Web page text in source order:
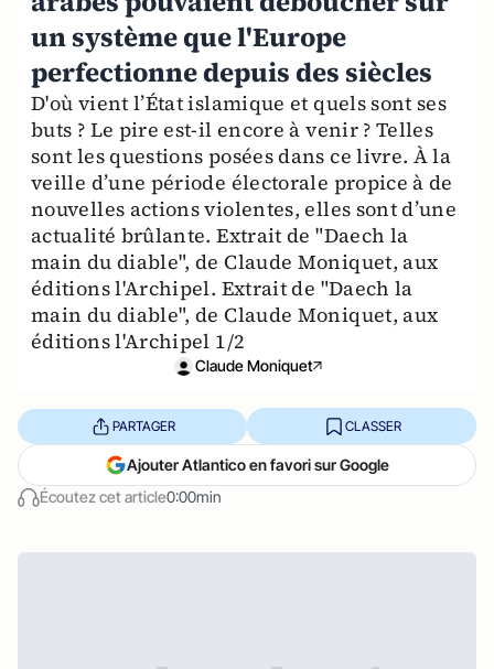
un système que l'Europe
perfectionne depuis des siècles
D'où vient l’État islamique et quels sont ses
buts ? Le pire est-il encore à venir ? Telles
sont les questions posées dans ce livre. À la
veille d’une période électorale propice à de
nouvelles actions violentes, elles sont d’une
actualité brûlante. Extrait de "Daech la
main du diable", de Claude Moniquet, aux
éditions l'Archipel. Extrait de "Daech la
main du diable", de Claude Moniquet, aux
éditions l'Archipel 1/2
Claude Moniquet
Écoutez cet article0:00min
PARTAGER CLASSER
Ajouter Atlantico en favori sur Google